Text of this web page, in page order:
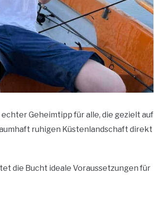
Geheimtipp für alle, die gezielt auf
ruhigen Küstenlandschaft direkt
die Bucht ideale Voraussetzungen für